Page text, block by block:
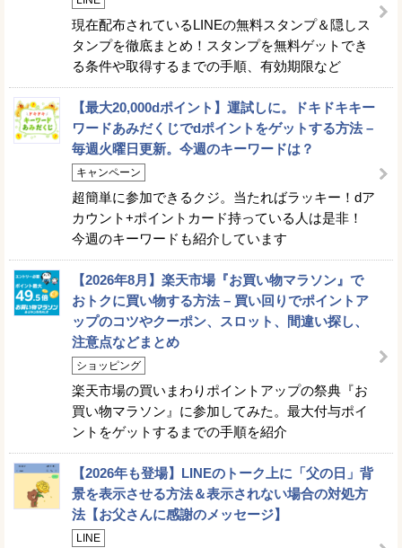
現在配布されているLINEの無料スタンプ＆隠しス
タンプを徹底まとめ！スタンプを無料ゲットでき
る条件や取得するまでの手順、有効期限など
【最大20,000dポイント】運試しに。ドキドキキー
ワードあみだくじでdポイントをゲットする方法 –
毎週火曜日更新。今週のキーワードは？
キャンペーン
超簡単に参加できるクジ。当たればラッキー！dア
カウント+ポイントカード持っている人は是非！
今週のキーワードも紹介しています
【2026年8月】楽天市場『お買い物マラソン』で
おトクに買い物する方法 – 買い回りでポイントア
ップのコツやクーポン、スロット、間違い探し、
注意点などまとめ
ショッピング
楽天市場の買いまわりポイントアップの祭典『お
買い物マラソン』に参加してみた。最大付与ポイ
ントをゲットするまでの手順を紹介
【2026年も登場】LINEのトーク上に「父の日」背
景を表示させる方法＆表示されない場合の対処方
法【お父さんに感謝のメッセージ】
LINE